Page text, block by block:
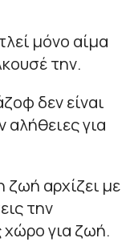
μόνο αίμα
την.
δεν είναι
αλήθειες για
ζωή αρχίζει με
την
χώρο για ζωή.